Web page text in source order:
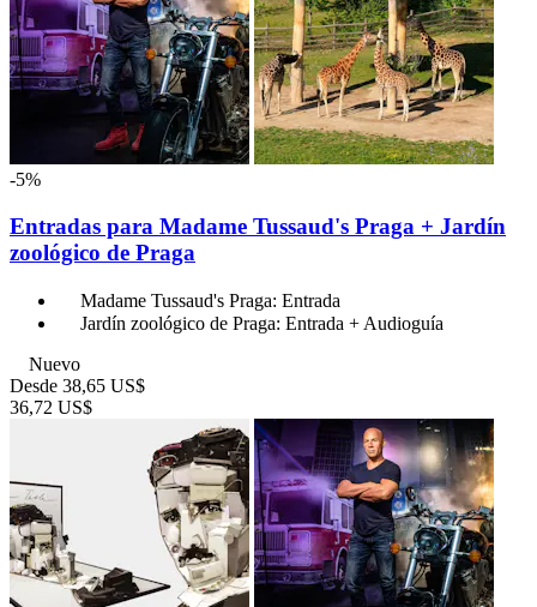
-5%
Entradas para Madame Tussaud's Praga + Jardín
zoológico de Praga
Madame Tussaud's Praga: Entrada
Jardín zoológico de Praga: Entrada + Audioguía
Nuevo
Desde 38,65 US$
36,72 US$